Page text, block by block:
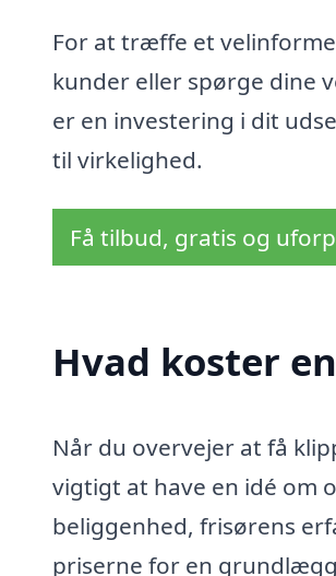
For at træffe et
kunder eller spørge dine
er en investering i dit
til virkelighed.
Få tilbud, gratis og
Hvad koster
Når du overvejer at få
vigtigt at have en idé om
beliggenhed, frisørens
priserne for en